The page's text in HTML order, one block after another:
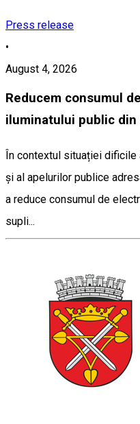
Press release
•
August 4, 2026
Reducem consumul
iluminatului public din
În contextul situației dificile
și al apelurilor publice
a reduce consumul de
supli...